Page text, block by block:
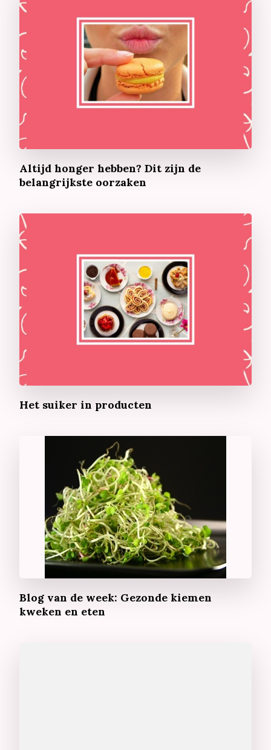
Altijd honger hebben? Dit zijn de
belangrijkste oorzaken
Het suiker in producten
Blog van de week: Gezonde kiemen
kweken en eten